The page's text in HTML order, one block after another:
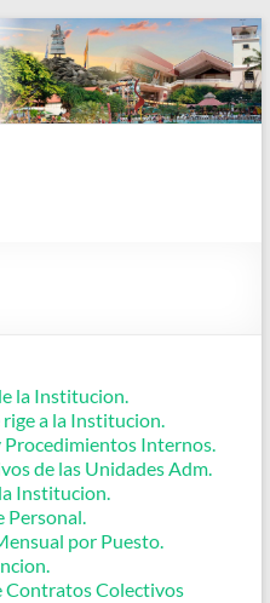
la Institucion.
rige a la Institucion.
Procedimientos Internos.
de las Unidades Adm.
Institucion.
Personal.
por Puesto.
Contratos Colectivos